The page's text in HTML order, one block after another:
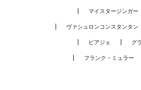
マイスタージンガー
ヴァシュロンコンスタンタン
ピアジェ グ
フランク・ミュラー